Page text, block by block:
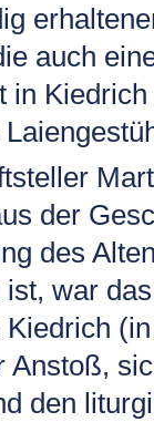
auch
in
der
des
war
Anstoß,
den